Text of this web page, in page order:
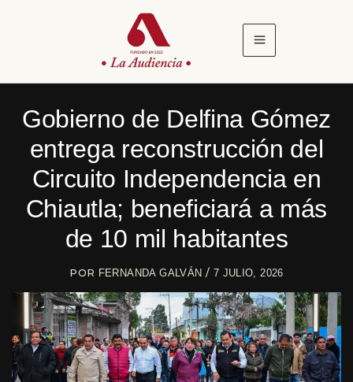
Gobierno de Delfina Gómez
entrega reconstrucción del
Circuito Independencia en
Chiautla; beneficiará a más
de 10 mil habitantes
POR FERNANDA GALVÁN / 7 JULIO, 2026